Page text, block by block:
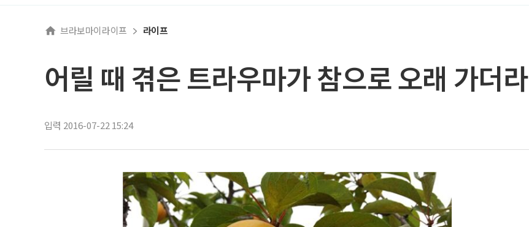
브라보마이라이프 라이프
어릴 때 겪은 트라우마가 참으로 오래 가더라
입력 2016-07-22 15:24